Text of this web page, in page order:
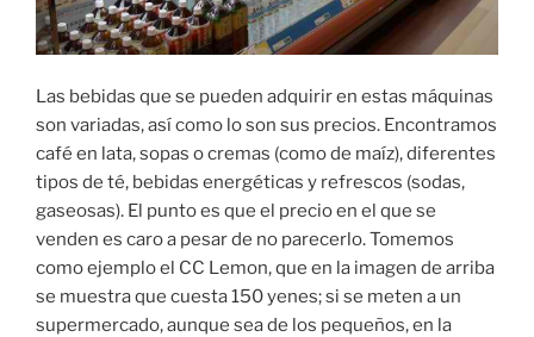
Las bebidas que se pueden adquirir en estas máquinas
son variadas, así como lo son sus precios. Encontramos
café en lata, sopas o cremas (como de maíz), diferentes
tipos de té, bebidas energéticas y refrescos (sodas,
gaseosas). El punto es que el precio en el que se
venden es caro a pesar de no parecerlo. Tomemos
como ejemplo el CC Lemon, que en la imagen de arriba
se muestra que cuesta 150 yenes; si se meten a un
supermercado, aunque sea de los pequeños, en la